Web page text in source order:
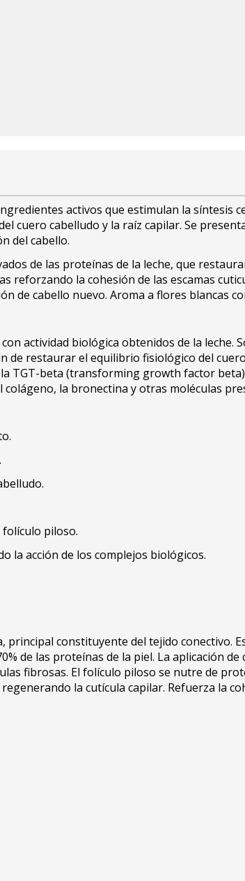
activos que estimulan la síntesis
cuero cabelludo y la raíz capilar. Se
del cabello.
de las proteínas de la leche, que
reforzando la cohesión de las escamas
de cabello nuevo. Aroma a flores blancas
actividad biológica obtenidos de la
de restaurar el equilibrio fisiológico del
TGT-beta (transforming growth factor
la bronectina y otras moléculas
folículo piloso.
la acción de los complejos biológicos.
principal constituyente del tejido conectivo.
de las proteínas de la piel. La aplicación
fibrosas. El folículo piloso se nutre de
la cutícula capilar. Refuerza la